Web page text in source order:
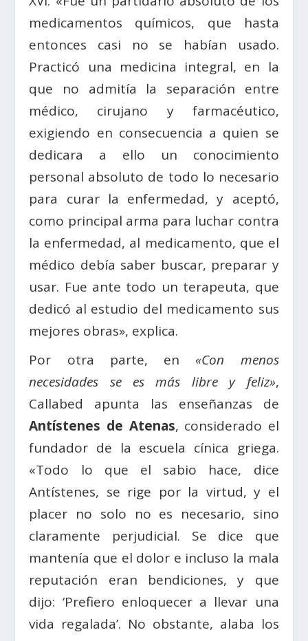
medicamentos químicos, que hasta
entonces casi no se habían usado.
Practicó una medicina integral, en la
que no admitía la separación entre
médico, cirujano y farmacéutico,
exigiendo en consecuencia a quien se
dedicara a ello un conocimiento
personal absoluto de todo lo necesario
para curar la enfermedad, y aceptó,
como principal arma para luchar contra
la enfermedad, al medicamento, que el
médico debía saber buscar, preparar y
usar. Fue ante todo un terapeuta, que
dedicó al estudio del medicamento sus
mejores obras», explica.
Por otra parte, en «Con menos
necesidades se es más libre y feliz»,
Callabed apunta las enseñanzas de
Antístenes de Atenas, considerado el
fundador de la escuela cínica griega.
«Todo lo que el sabio hace, dice
Antístenes, se rige por la virtud, y el
placer no solo no es necesario, sino
claramente perjudicial. Se dice que
mantenía que el dolor e incluso la mala
reputación eran bendiciones, y que
dijo: ‘Prefiero enloquecer a llevar una
vida regalada’. No obstante, alaba los